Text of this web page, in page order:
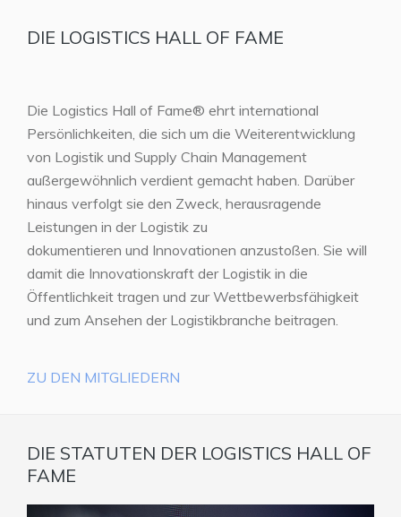
DIE LOGISTICS HALL OF FAME
Die Logistics Hall of Fame® ehrt international
Persönlichkeiten, die sich um die Weiterentwicklung
von Logistik und Supply Chain Management
außergewöhnlich verdient gemacht haben. Darüber
hinaus verfolgt sie den Zweck, herausragende
Leistungen in der Logistik zu
dokumentieren und Innovationen anzustoßen. Sie will
damit die Innovationskraft der Logistik in die
Öffentlichkeit tragen und zur Wettbewerbsfähigkeit
und zum Ansehen der Logistikbranche beitragen.
ZU DEN MITGLIEDERN
DIE STATUTEN DER LOGISTICS HALL OF
FAME